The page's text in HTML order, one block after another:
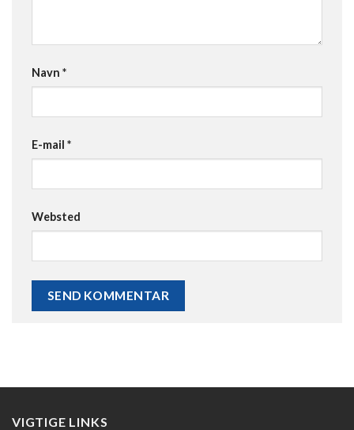
Navn *
E-mail *
Websted
VIGTIGE LINKS